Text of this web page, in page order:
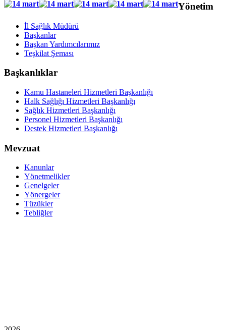
Yönetim
İl Sağlık Müdürü
Başkanlar
Başkan Yardımcılarımız
Teşkilat Şeması
Başkanlıklar
Kamu Hastaneleri Hizmetleri Başkanlığı
Halk Sağlığı Hizmetleri Başkanlığı
Sağlık Hizmetleri Başkanlığı
Personel Hizmetleri Başkanlığı
Destek Hizmetleri Başkanlığı
Mevzuat
Kanunlar
Yönetmelikler
Genelgeler
Yönergeler
Tüzükler
Tebliğler